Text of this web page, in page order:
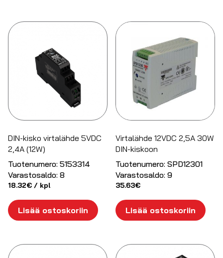
DIN-kisko virtalähde 5VDC
2,4A (12W)
Tuotenumero: 5153314
Varastosaldo: 8
18.32€ / kpl
Lisää ostoskoriin
Virtalähde 12VDC 2,5A 30W
DIN-kiskoon
Tuotenumero: SPD12301
Varastosaldo: 9
35.63€
Lisää ostoskoriin